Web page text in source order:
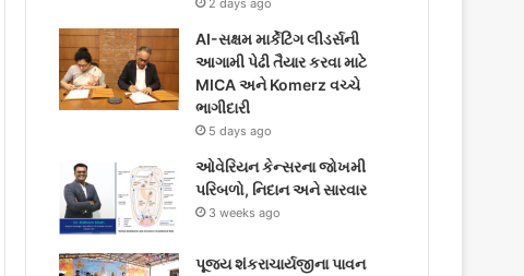
2 days ago
AI-સક્ષમ માર્કેટિંગ લીડર્સની
આગામી પેઢી તૈયાર કરવા માટે
MICA અને Komerz વચ્ચે
ભાગીદારી
5 days ago
ઓવેરિયન કેન્સરના જોખમી
પરિબળો, નિદાન અને સારવાર
3 weeks ago
પૂજ્ય શંકરાચાર્યજીના પાવન